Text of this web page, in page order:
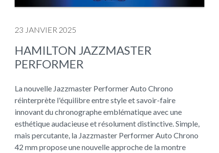
23 JANVIER 2025
HAMILTON JAZZMASTER
PERFORMER
La nouvelle Jazzmaster Performer Auto Chrono
réinterprète l'équilibre entre style et savoir-faire
innovant du chronographe emblématique avec une
esthétique audacieuse et résolument distinctive. Simple,
mais percutante, la Jazzmaster Performer Auto Chrono
42 mm propose une nouvelle approche de la montre